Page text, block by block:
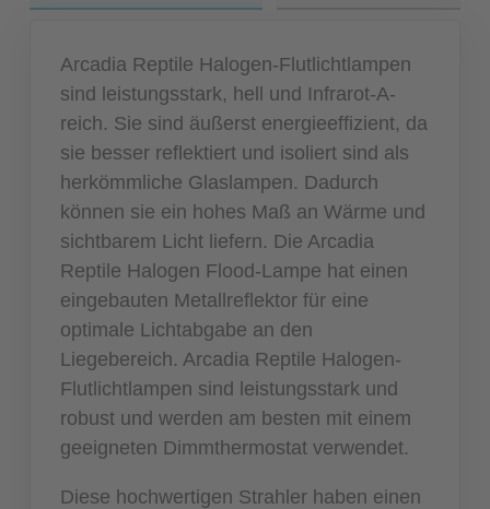
Arcadia Reptile Halogen-Flutlichtlampen
sind leistungsstark, hell und Infrarot-A-
reich. Sie sind äußerst energieeffizient, da
sie besser reflektiert und isoliert sind als
herkömmliche Glaslampen. Dadurch
können sie ein hohes Maß an Wärme und
sichtbarem Licht liefern. Die Arcadia
Reptile Halogen Flood-Lampe hat einen
eingebauten Metallreflektor für eine
optimale Lichtabgabe an den
Liegebereich. Arcadia Reptile Halogen-
Flutlichtlampen sind leistungsstark und
robust und werden am besten mit einem
geeigneten Dimmthermostat verwendet.
Diese hochwertigen Strahler haben einen